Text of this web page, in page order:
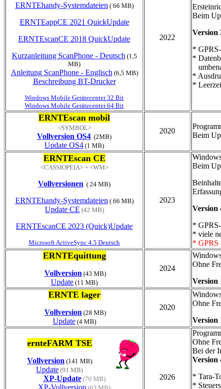
ERNTEhandy-Systemdateien ( 66 MB)
ERNTEappCE 2021 QuickUpdate
ERNTEscanCE 2018 QuickUpdate
Kurzanleitung ScanPhone - Deutsch (1,5
MB)
Anleitung ScanPhone - Englisch (6,5 MB)
Beschreibung BT-Drucker
Windows Mobile Gerätecenter 32 Bit
Windows Mobile Gerätecenter 64 Bit
2022
Beim
Version
*
*
*
*
ERNTEscan mobil
<SYMBOL>
Vollversion OS4 (2MB)
Update OS4 (1 MB)
2020
Beim
ERNTEscan CE
<CASSIOPEIA> + <WM>
Vollversionen ( 24 MB)
ERNTEhandy-Systemdateien ( 66 MB)
Update CE (42 MB)
ERNTEscanCE 2023 (Quick)Update
Microsoft ActiveSync 4.5 Deutsch
2023
Beim
Version
*
* viele
* GPRS
ERNTEquittung
Vollversion (43 MB)
Update (11 MB)
2024
Ohne
Version
ERNTE lager
Vollversion (28 MB)
Update(4 MB)
2020
Ohne
Version
ernteFARM TSE
Vollversion (141 MB)
Update (91 MB)
XP-Update(70 MB)
XP-Vollversion
2026
Ohne
Bei der
Version
* Tara-
*